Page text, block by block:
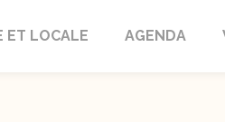
ET LOCALE AGENDA